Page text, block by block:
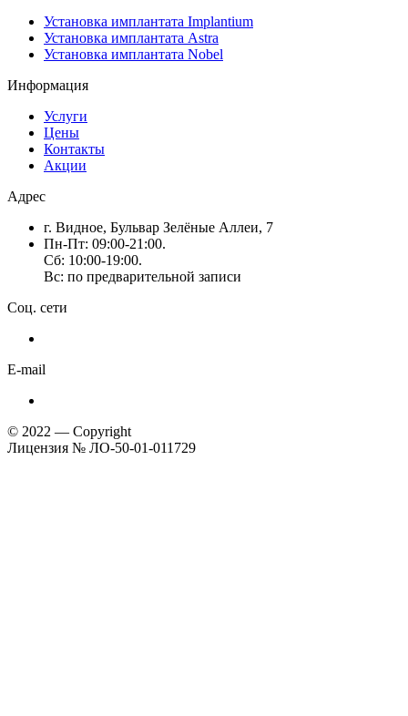
Установка имплантата Implantium
Установка имплантата Astra
Установка имплантата Nobel
Информация
Услуги
Цены
Контакты
Акции
Адрес
г. Видное, Бульвар Зелёные Аллеи, 7
Пн-Пт: 09:00-21:00.
Сб: 10:00-19:00.
Вс: по предварительной записи
Соц. сети
E-mail
© 2022 — Copyright
Лицензия № ЛО-50-01-011729